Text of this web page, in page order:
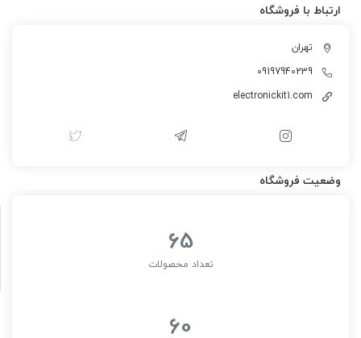
ارتباط با فروشگاه
09197940239
electronickit1.com
وضعیت فروشگاه
65
تعداد محصولات
60